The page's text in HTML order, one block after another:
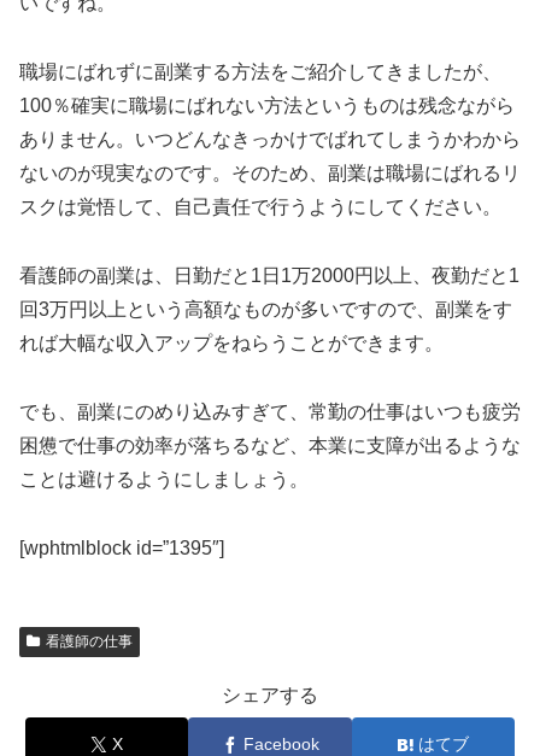
職場にばれずに副業する方法をご紹介してきましたが、
100％確実に職場にばれない方法というものは残念ながら
ありません。いつどんなきっかけでばれてしまうかわから
ないのが現実なのです。そのため、副業は職場にばれるリ
スクは覚悟して、自己責任で行うようにしてください。
看護師の副業は、日勤だと1日1万2000円以上、夜勤だと1
回3万円以上という高額なものが多いですので、副業をす
れば大幅な収入アップをねらうことができます。
でも、副業にのめり込みすぎて、常勤の仕事はいつも疲労
困憊で仕事の効率が落ちるなど、本業に支障が出るような
ことは避けるようにしましょう。
[wphtmlblock id=”1395″]
看護師の仕事
シェアする
X Facebook はてブ